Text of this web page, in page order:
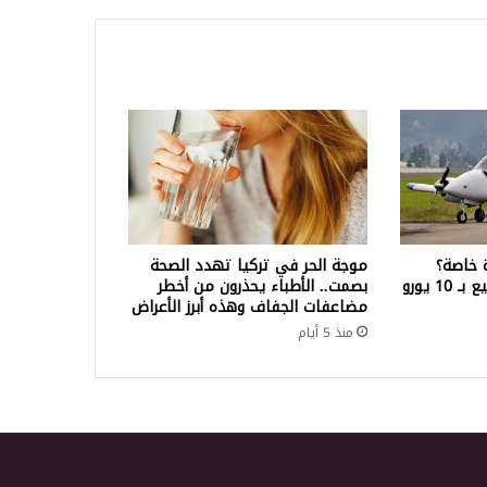
خاصة؟
إسبانيا تعرض طائرة للبيع بـ 10 يورو
موجة الحر في تركيا تهدد الصحة
بصمت.. الأطباء يحذرون من أخطر
مضاعفات الجفاف وهذه أبرز الأعراض
منذ 5 أيام